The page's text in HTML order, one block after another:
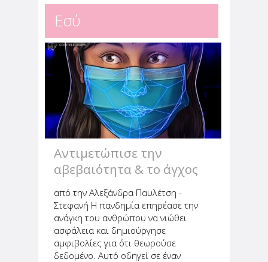
Εσύ
Αντιμετώπισε την
αβεβαιότητα & το άγχος
που προκάλεσε η
πανδημία
από την Αλεξάνδρα Παυλέτση -
Στεφανή Η πανδημία επηρέασε την
ανάγκη του ανθρώπου να νιώθει
ασφάλεια και δημιούργησε
αμφιβολίες για ότι θεωρούσε
δεδομένο. Αυτό οδηγεί σε έναν